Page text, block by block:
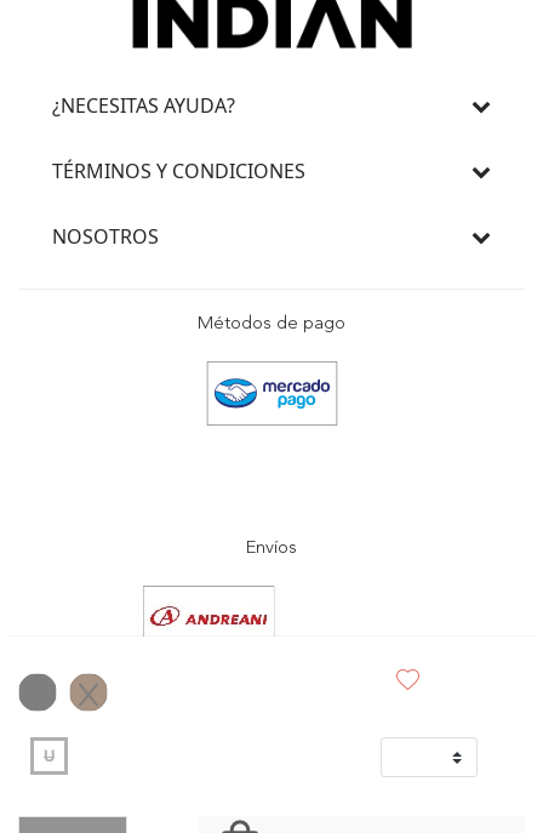
U
¿NECESITAS AYUDA?
TÉRMINOS Y CONDICIONES
NOSOTROS
Métodos de pago
Envíos